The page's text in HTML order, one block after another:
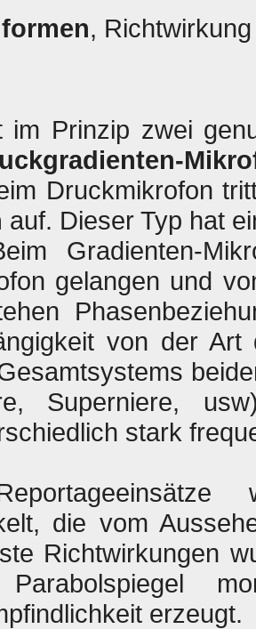
,
im Prinzip zwei
Druckmikrofon
auf. Dieser Typ hat
Gradienten-
gelangen und
von der Art
Superniere,
stark
die vom
Richtwirkungen
Parabolspiegel
erzeugt.